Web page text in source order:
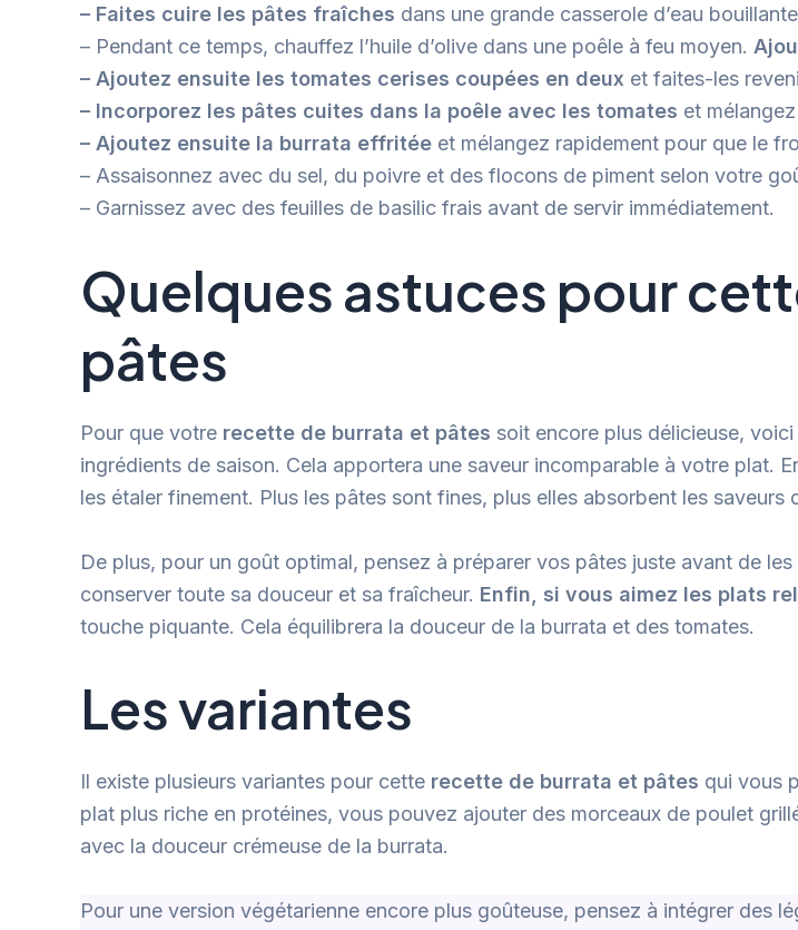
– Faites cuire les pâtes fraîches dans une grande casserole d’eau
– Pendant ce temps, chauffez l’huile d’olive dans une poêle à feu moyen.
– Ajoutez ensuite les tomates cerises coupées en deux et faites-les
– Incorporez les pâtes cuites dans la poêle avec les tomates et
– Ajoutez ensuite la burrata effritée et mélangez rapidement pour que le
– Assaisonnez avec du sel, du poivre et des flocons de piment selon votre
– Garnissez avec des feuilles de basilic frais avant de servir immédiatement.
Quelques astuces pour
pâtes
Pour que votre recette de burrata et pâtes soit encore plus délicieuse,
ingrédients de saison. Cela apportera une saveur incomparable à votre plat.
les étaler finement. Plus les pâtes sont fines, plus elles absorbent les
De plus, pour un goût optimal, pensez à préparer vos pâtes juste avant de
conserver toute sa douceur et sa fraîcheur. Enfin, si vous aimez les plats
touche piquante. Cela équilibrera la douceur de la burrata et des tomates.
Les variantes
Il existe plusieurs variantes pour cette recette de burrata et pâtes qui vous
plat plus riche en protéines, vous pouvez ajouter des morceaux de poulet
avec la douceur crémeuse de la burrata.
Pour une version végétarienne encore plus goûteuse, pensez à intégrer des